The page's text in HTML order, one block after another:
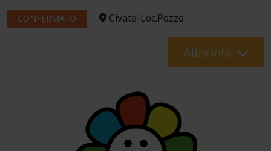
CONFERMATO Civate-Loc.Pozzo
Altre info